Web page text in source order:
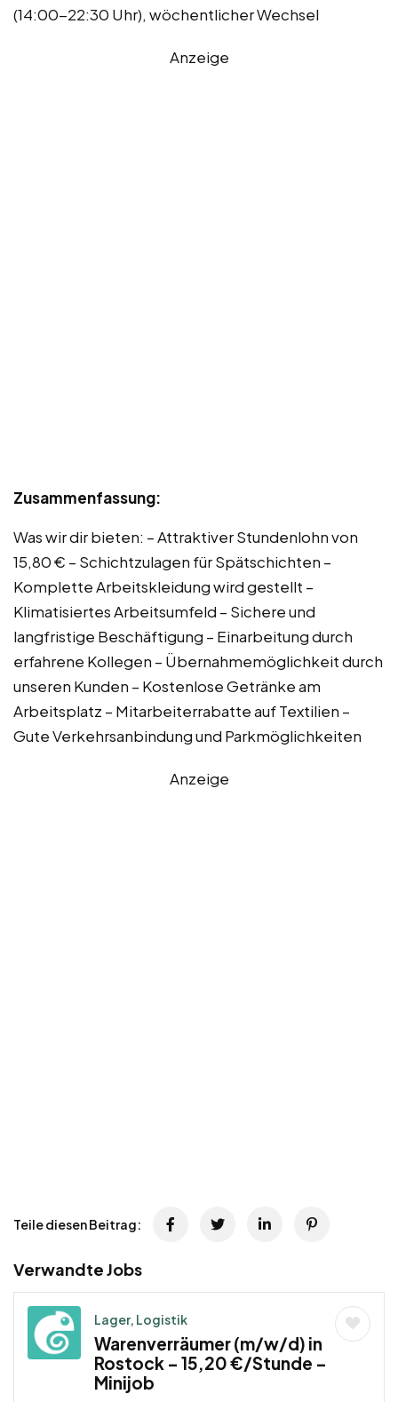
(14:00-22:30 Uhr), wöchentlicher Wechsel
Anzeige
Zusammenfassung:
Was wir dir bieten: – Attraktiver Stundenlohn von
15,80 € – Schichtzulagen für Spätschichten –
Komplette Arbeitskleidung wird gestellt –
Klimatisiertes Arbeitsumfeld – Sichere und
langfristige Beschäftigung – Einarbeitung durch
erfahrene Kollegen – Übernahmemöglichkeit durch
unseren Kunden – Kostenlose Getränke am
Arbeitsplatz – Mitarbeiterrabatte auf Textilien –
Gute Verkehrsanbindung und Parkmöglichkeiten
Anzeige
Teile diesen Beitrag:
Verwandte Jobs
Lager, Logistik
Warenverräumer (m/w/d) in
Rostock – 15,20 €/Stunde –
Minijob